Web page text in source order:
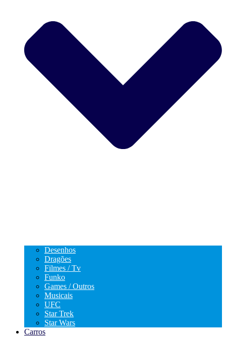
Desenhos
Dragões
Filmes / Tv
Funko
Games / Outros
Musicais
UFC
Star Trek
Star Wars
Carros